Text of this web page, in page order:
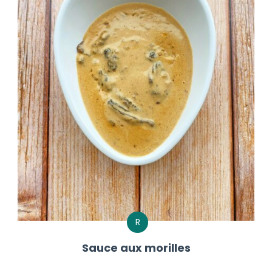
R
Sauce aux morilles